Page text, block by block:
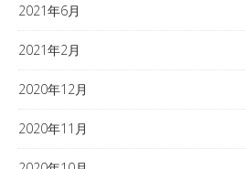
2021年6月
2021年2月
2020年12月
2020年11月